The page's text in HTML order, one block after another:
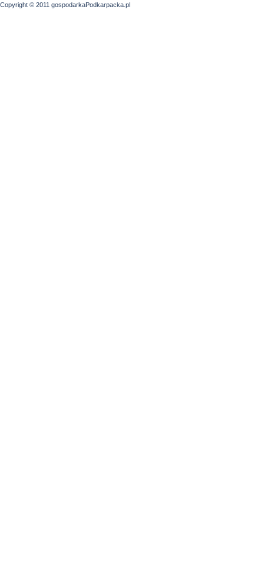
Copyright © 2011 gospodarkaPodkarpacka.pl